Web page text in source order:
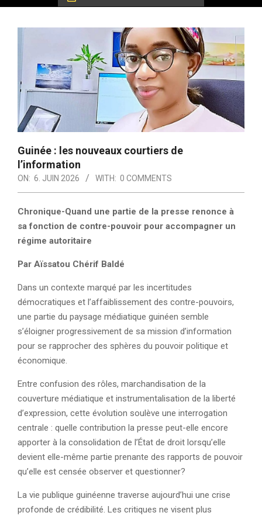
Guinée : les nouveaux courtiers de
l’information
ON: 6. JUIN 2026 WITH: 0 COMMENTS
Chronique-Quand une partie de la presse renonce à
sa fonction de contre-pouvoir pour accompagner un
régime autoritaire
Par Aïssatou Chérif Baldé
Dans un contexte marqué par les incertitudes
démocratiques et l’affaiblissement des contre-pouvoirs,
une partie du paysage médiatique guinéen semble
s’éloigner progressivement de sa mission d’information
pour se rapprocher des sphères du pouvoir politique et
économique.
Entre confusion des rôles, marchandisation de la
couverture médiatique et instrumentalisation de la liberté
d’expression, cette évolution soulève une interrogation
centrale : quelle contribution la presse peut-elle encore
apporter à la consolidation de l’État de droit lorsqu’elle
devient elle-même partie prenante des rapports de pouvoir
qu’elle est censée observer et questionner?
La vie publique guinéenne traverse aujourd’hui une crise
profonde de crédibilité. Les critiques ne visent plus